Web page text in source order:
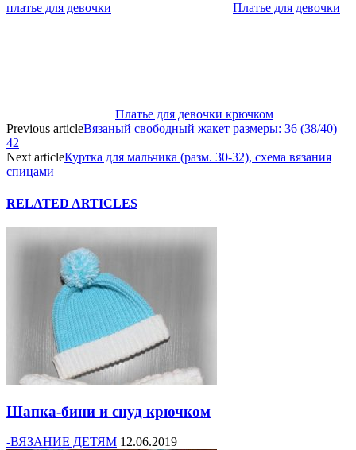
платье для девочки Платье для девочки
Платье для девочки крючком
Previous articleВязаный свободный жакет размеры: 36 (38/40)
42
Next articleКуртка для мальчика (разм. 30-32), схема вязания
спицами
RELATED ARTICLES
Шапка-бини и снуд крючком
-ВЯЗАНИЕ ДЕТЯМ 12.06.2019